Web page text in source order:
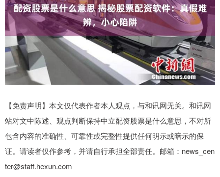
【免责声明】本文仅代表作者本人观点，与和讯网无关。和讯网
站对文中陈述、观点判断保持中立配资股票是什么意思，不对所
包含内容的准确性、可靠性或完整性提供任何明示或暗示的保
证。请读者仅作参考，并请自行承担全部责任。邮箱：news_cen
ter@staff.hexun.com